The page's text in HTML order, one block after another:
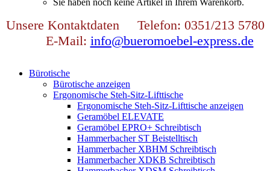
Sie haben noch keine Artikel in Ihrem Warenkorb.
Unsere Kontaktdaten Telefon: 0351/213 5780
E-Mail: info@bueromoebel-express.de
Bürotische
Bürotische anzeigen
Ergonomische Steh-Sitz-Lifttische
Ergonomische Steh-Sitz-Lifttische anzeigen
Geramöbel ELEVATE
Geramöbel EPRO+ Schreibtisch
Hammerbacher ST Beistelltisch
Hammerbacher XBHM Schreibtisch
Hammerbacher XDKB Schreibtisch